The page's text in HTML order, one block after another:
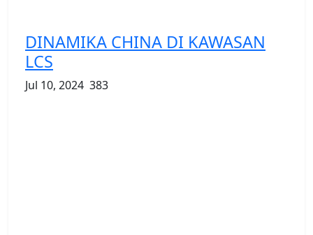
DINAMIKA CHINA DI KAWASAN
LCS
Jul 10, 2024 383